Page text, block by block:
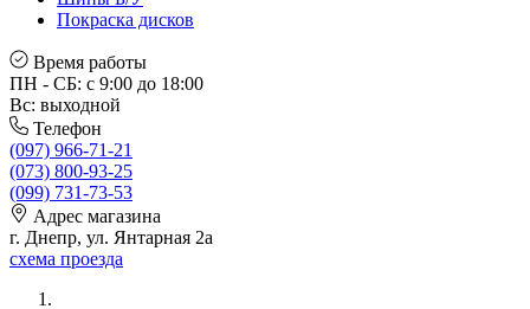
Покраска дисков
Время работы
ПН - СБ: с 9:00 до 18:00
Вс: выходной
Телефон
(097) 966-71-21
(073) 800-93-25
(099) 731-73-53
Адрес магазина
г. Днепр, ул. Янтарная 2а
схема проезда